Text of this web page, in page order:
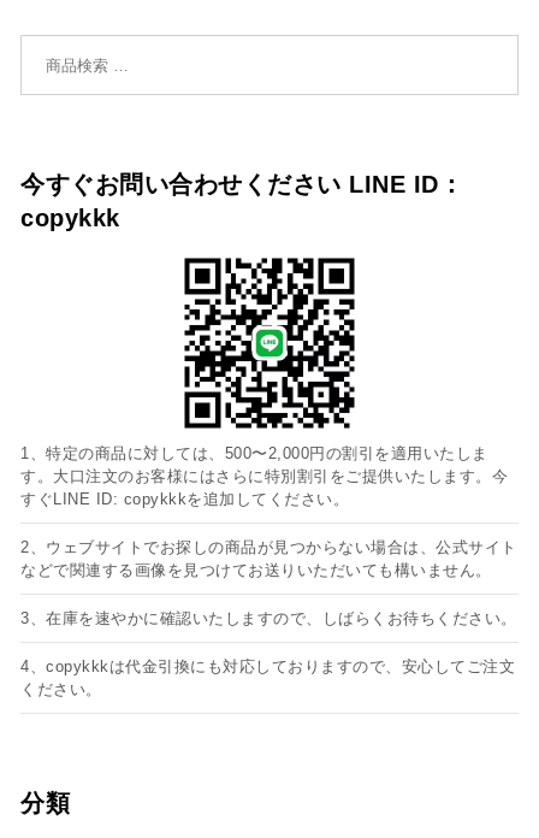
今すぐお問い合わせください LINE ID：
copykkk
1、特定の商品に対しては、500〜2,000円の割引を適用いたしま
す。大口注文のお客様にはさらに特別割引をご提供いたします。今
すぐLINE ID: copykkkを追加してください。
2、ウェブサイトでお探しの商品が見つからない場合は、公式サイト
などで関連する画像を見つけてお送りいただいても構いません。
3、在庫を速やかに確認いたしますので、しばらくお待ちください。
4、copykkkは代金引換にも対応しておりますので、安心してご注文
ください。
分類